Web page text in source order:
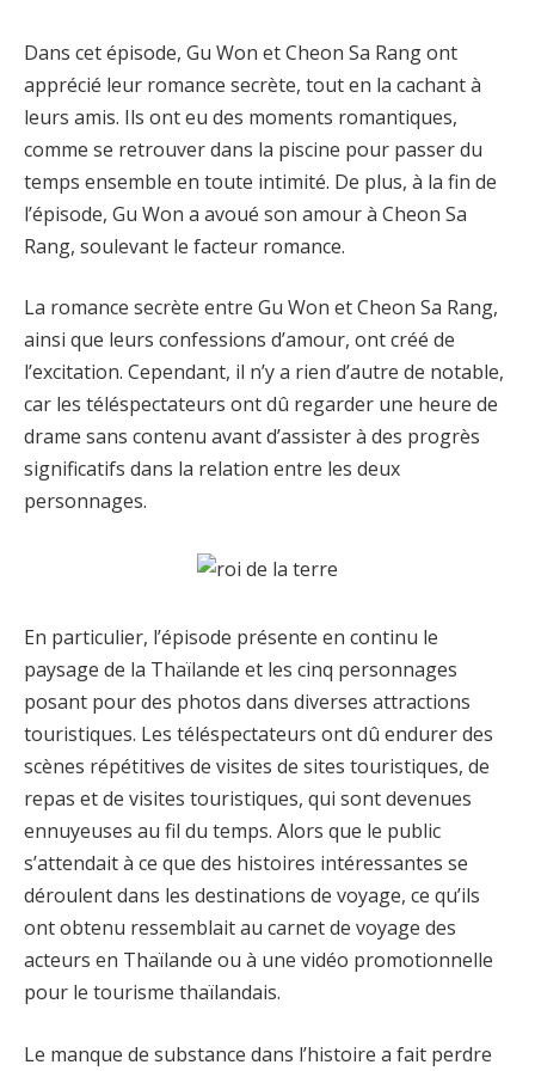
Dans cet épisode, Gu Won et Cheon Sa Rang ont
apprécié leur romance secrète, tout en la cachant à
leurs amis. Ils ont eu des moments romantiques,
comme se retrouver dans la piscine pour passer du
temps ensemble en toute intimité. De plus, à la fin de
l’épisode, Gu Won a avoué son amour à Cheon Sa
Rang, soulevant le facteur romance.
La romance secrète entre Gu Won et Cheon Sa Rang,
ainsi que leurs confessions d’amour, ont créé de
l’excitation. Cependant, il n’y a rien d’autre de notable,
car les téléspectateurs ont dû regarder une heure de
drame sans contenu avant d’assister à des progrès
significatifs dans la relation entre les deux
personnages.
En particulier, l’épisode présente en continu le
paysage de la Thaïlande et les cinq personnages
posant pour des photos dans diverses attractions
touristiques. Les téléspectateurs ont dû endurer des
scènes répétitives de visites de sites touristiques, de
repas et de visites touristiques, qui sont devenues
ennuyeuses au fil du temps. Alors que le public
s’attendait à ce que des histoires intéressantes se
déroulent dans les destinations de voyage, ce qu’ils
ont obtenu ressemblait au carnet de voyage des
acteurs en Thaïlande ou à une vidéo promotionnelle
pour le tourisme thaïlandais.
Le manque de substance dans l’histoire a fait perdre